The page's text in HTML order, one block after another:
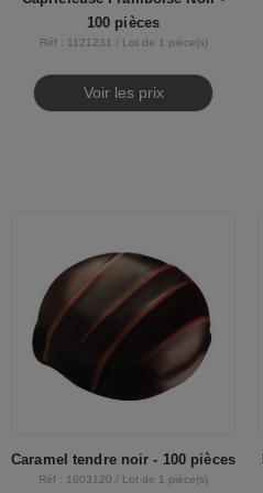
100 pièces
Réf : 1121231 / Lot de 1 pièce(s)
Voir les prix
Caramel tendre noir - 100 pièces
Réf : 1003120 / Lot de 1 pièce(s)